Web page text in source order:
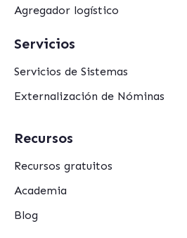
Agregador logístico
Servicios
Servicios de Sistemas
Externalización de Nóminas
Recursos
Recursos gratuitos
Academia
Blog